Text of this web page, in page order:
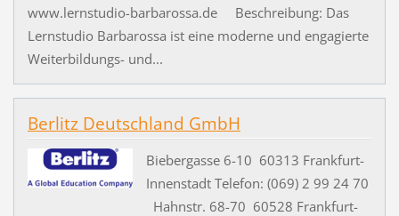
www.lernstudio-barbarossa.de Beschreibung: Das
Lernstudio Barbarossa ist eine moderne und engagierte
Weiterbildungs- und...
Berlitz Deutschland GmbH
Biebergasse 6-10 60313 Frankfurt-
Innenstadt Telefon: (069) 2 99 24 70
Hahnstr. 68-70 60528 Frankfurt-